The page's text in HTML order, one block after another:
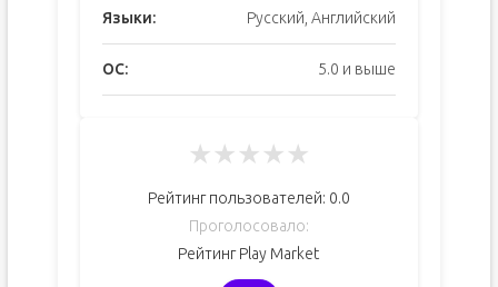
Языки: Русский, Английский
ОС: 5.0 и выше
★★★★★
Рейтинг пользователей: 0.0
Проголосовало:
Рейтинг Play Market